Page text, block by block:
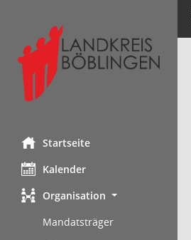
Startseite
Kalender
Organisation
Mandatsträger